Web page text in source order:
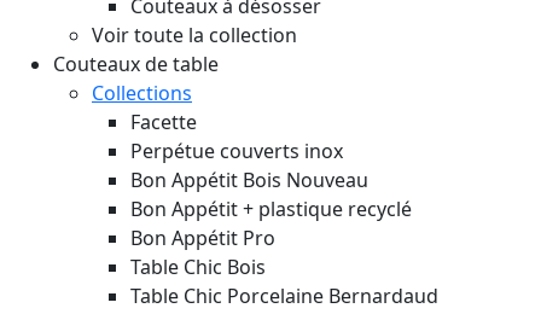
Couteaux à désosser
Voir toute la collection
Couteaux de table
Collections
Facette
Perpétue couverts inox
Bon Appétit Bois Nouveau
Bon Appétit + plastique recyclé
Bon Appétit Pro
Table Chic Bois
Table Chic Porcelaine Bernardaud